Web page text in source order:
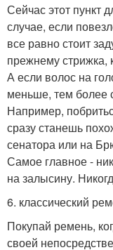
Сейчас этот пункт
случае, если
все равно стоит
прежнему стрижка,
А если волос на
меньше, тем более
Например,
сразу станешь
сенатора или на
Самое главное -
на залысину.
6. классический
Покупай ремень,
своей